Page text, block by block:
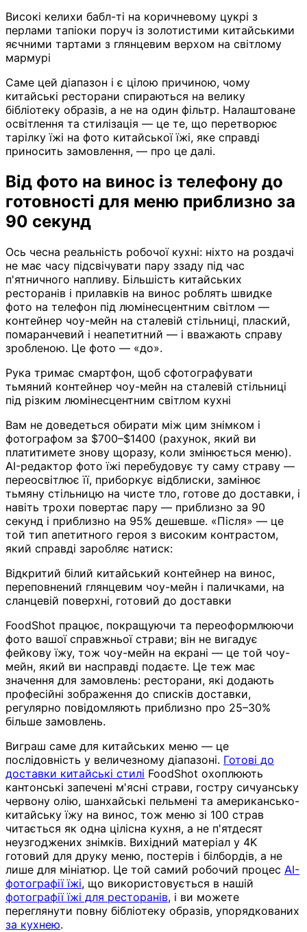
Високі келихи бабл-ті на коричневому цукрі з
перлами тапіоки поруч із золотистими китайськими
яєчними тартами з глянцевим верхом на світлому
мармурі
Саме цей діапазон і є цілою причиною, чому
китайські ресторани спираються на велику
бібліотеку образів, а не на один фільтр. Налаштоване
освітлення та стилізація — це те, що перетворює
тарілку їжі на фото китайської їжі, яке справді
приносить замовлення, — про це далі.
Від фото на винос із телефону до
готовності для меню приблизно за
90 секунд
Ось чесна реальність робочої кухні: ніхто на роздачі
не має часу підсвічувати пару ззаду під час
п'ятничного напливу. Більшість китайських
ресторанів і прилавків на винос роблять швидке
фото на телефон під люмінесцентним світлом —
контейнер чоу-мейн на сталевій стільниці, плаский,
помаранчевий і неапетитний — і вважають справу
зробленою. Це фото — «до».
Рука тримає смартфон, щоб сфотографувати
тьмяний контейнер чоу-мейн на сталевій стільниці
під різким люмінесцентним світлом кухні
Вам не доведеться обирати між цим знімком і
фотографом за $700–$1400 (рахунок, який ви
платитимете знову щоразу, коли змінюється меню).
AI-редактор фото їжі перебудовує ту саму страву —
переосвітлює її, приборкує відблиски, замінює
тьмяну стільницю на чисте тло, готове до доставки, і
навіть трохи повертає пару — приблизно за 90
секунд і приблизно на 95% дешевше. «Після» — це
той тип апетитного героя з високим контрастом,
який справді заробляє натиск:
Відкритий білий китайський контейнер на винос,
переповнений глянцевим чоу-мейн і паличками, на
сланцевій поверхні, готовий до доставки
FoodShot працює, покращуючи та переоформлюючи
фото вашої справжньої страви; він не вигадує
фейкову їжу, тож чоу-мейн на екрані — це той чоу-
мейн, який ви насправді подаєте. Це теж має
значення для замовлень: ресторани, які додають
професійні зображення до списків доставки,
регулярно повідомляють приблизно про 25–30%
більше замовлень.
Виграш саме для китайських меню — це
послідовність у величезному діапазоні. Готові до
доставки китайські стилі FoodShot охоплюють
кантонські запечені м'ясні страви, гостру сичуанську
червону олію, шанхайські пельмені та американсько-
китайську їжу на винос, тож меню зі 100 страв
читається як одна цілісна кухня, а не п'ятдесят
неузгоджених знімків. Вихідний матеріал у 4K
готовий для друку меню, постерів і білбордів, а не
лише для мініатюр. Це той самий робочий процес AI-
фотографії їжі, що використовується в нашій
фотографії їжі для ресторанів, і ви можете
переглянути повну бібліотеку образів, упорядкованих
за кухнею.